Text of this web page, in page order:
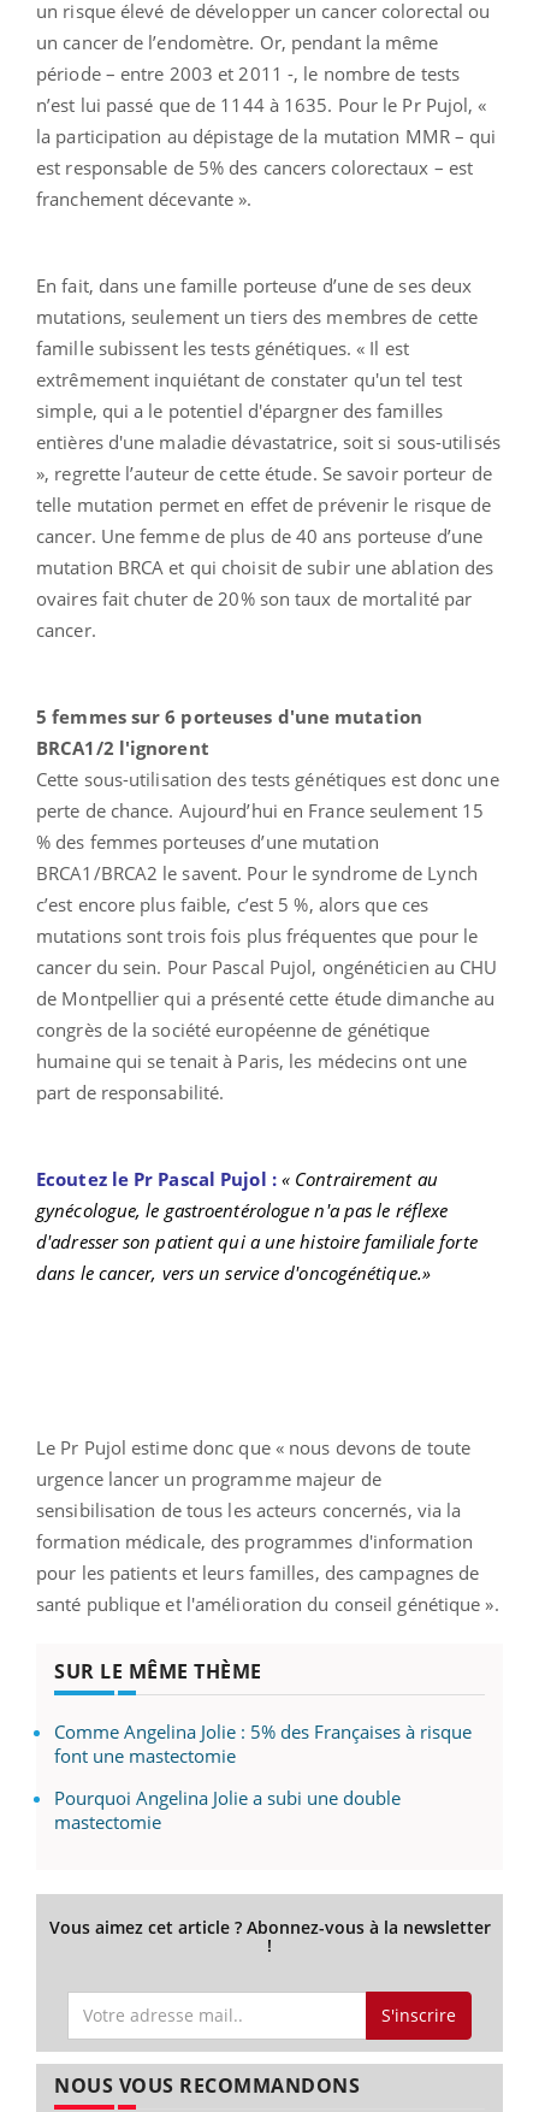
un risque élevé de développer un cancer colorectal ou
un cancer de l’endomètre. Or, pendant la même
période – entre 2003 et 2011 -, le nombre de tests
n’est lui passé que de 1144 à 1635. Pour le Pr Pujol, «
la participation au dépistage de la mutation MMR – qui
est responsable de 5% des cancers colorectaux – est
franchement décevante ».
En fait, dans une famille porteuse d’une de ses deux
mutations, seulement un tiers des membres de cette
famille subissent les tests génétiques. « Il est
extrêmement inquiétant de constater qu'un tel test
simple, qui a le potentiel d'épargner des familles
entières d'une maladie dévastatrice, soit si sous-utilisés
», regrette l’auteur de cette étude. Se savoir porteur de
telle mutation permet en effet de prévenir le risque de
cancer. Une femme de plus de 40 ans porteuse d’une
mutation BRCA et qui choisit de subir une ablation des
ovaires fait chuter de 20% son taux de mortalité par
cancer.
5 femmes sur 6 porteuses d'une mutation
BRCA1/2 l'ignorent
Cette sous-utilisation des tests génétiques est donc une
perte de chance. Aujourd’hui en France seulement 15
% des femmes porteuses d’une mutation
BRCA1/BRCA2 le savent. Pour le syndrome de Lynch
c’est encore plus faible, c’est 5 %, alors que ces
mutations sont trois fois plus fréquentes que pour le
cancer du sein. Pour Pascal Pujol, ongénéticien au CHU
de Montpellier qui a présenté cette étude dimanche au
congrès de la société européenne de génétique
humaine qui se tenait à Paris, les médecins ont une
part de responsabilité.
Ecoutez le Pr Pascal Pujol : « Contrairement au
gynécologue, le gastroentérologue n'a pas le réflexe
d'adresser son patient qui a une histoire familiale forte
dans le cancer, vers un service d'oncogénétique.»
Le Pr Pujol estime donc que « nous devons de toute
urgence lancer un programme majeur de
sensibilisation de tous les acteurs concernés, via la
formation médicale, des programmes d'information
pour les patients et leurs familles, des campagnes de
santé publique et l'amélioration du conseil génétique ».
SUR LE MÊME THÈME
Comme Angelina Jolie : 5% des Françaises à risque
font une mastectomie
Pourquoi Angelina Jolie a subi une double
mastectomie
Vous aimez cet article ? Abonnez-vous à la newsletter
!
S'inscrire
NOUS VOUS RECOMMANDONS